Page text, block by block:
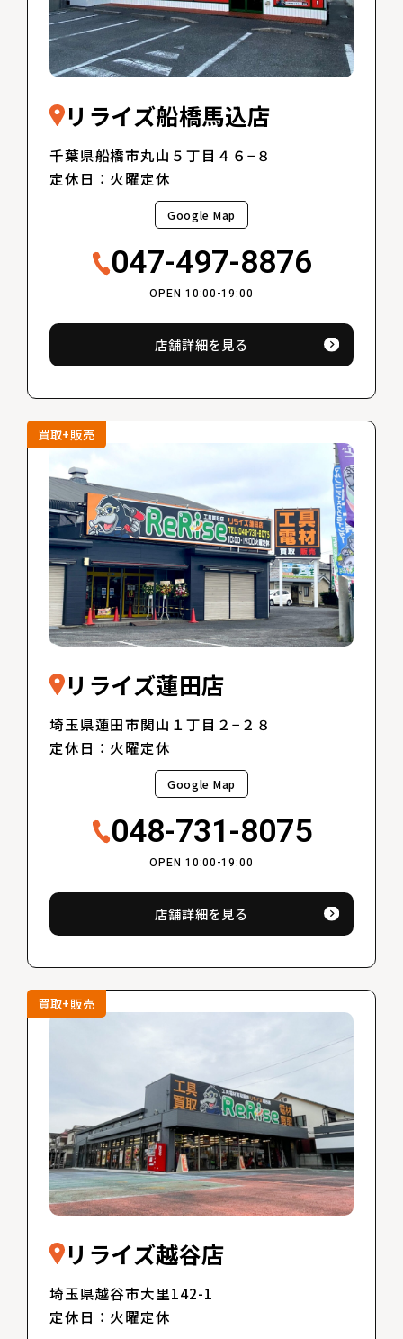
リライズ船橋馬込店
千葉県船橋市丸山５丁目４６−８
定休日：火曜定休
Google Map
047-497-8876
OPEN 10:00-19:00
店舗詳細を見る
買取+販売
リライズ蓮田店
埼玉県蓮田市関山１丁目２−２８
定休日：火曜定休
Google Map
048-731-8075
OPEN 10:00-19:00
店舗詳細を見る
買取+販売
リライズ越谷店
埼玉県越谷市大里142-1
定休日：火曜定休